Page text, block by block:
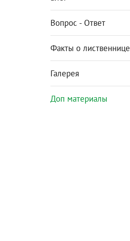
Вопрос - Ответ
Факты о лиственнице
Галерея
Доп материалы